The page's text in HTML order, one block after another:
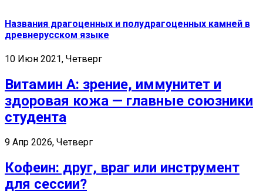
Названия драгоценных и полудрагоценных камней в
древнерусском языке
10 Июн 2021, Четверг
Витамин А: зрение, иммунитет и
здоровая кожа — главные союзники
студента
9 Апр 2026, Четверг
Кофеин: друг, враг или инструмент
для сессии?